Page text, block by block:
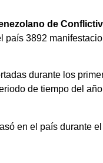
de
3892
durante los
de tiempo del
en el país durante